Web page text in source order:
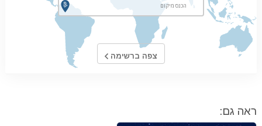
צפה ברשימה
ראה גם: